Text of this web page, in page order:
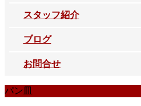
スタッフ紹介
ブログ
お問合せ
パン皿